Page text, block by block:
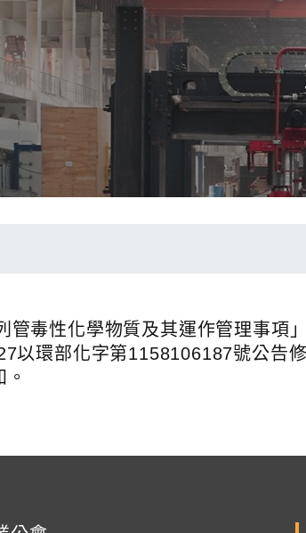
管毒性化學物質及其運作管理事項
以環部化字第1158106187號公告